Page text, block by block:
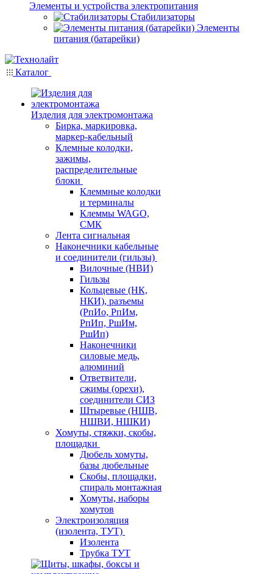
Элементы и устройства электропитания
Стабилизаторы
Элементы
питания (батарейки)
Каталог
Изделия для электромонтажа
Бирка, маркировка,
маркер-кабельный
Клемные колодки,
зажимы,
распределительные
блоки
Клеммные колодки
и терминалы
Клеммы WAGO,
СМК
Лента сигнальная
Наконечники кабельные
и соединители (гильзы)
Вилочные (НВИ)
Гильзы
Кольцевые (НК,
НКИ), разъемы
(РпИо, РпИм,
РпИп, РшИм,
РшИп)
Наконечники
силовые медь,
алюминий
Ответвители,
сжимы (орехи),
соединители СИЗ
Штыревые (НШВ,
НШВИ, НШКИ)
Хомуты, стяжки, скобы,
площадки
Дюбель хомуты,
базы дюбельные
Скобы, площадки,
спираль монтажная
Хомуты, наборы
хомутов
Электроизоляция
(изолента, ТУТ)
Изолента
Трубка ТУТ